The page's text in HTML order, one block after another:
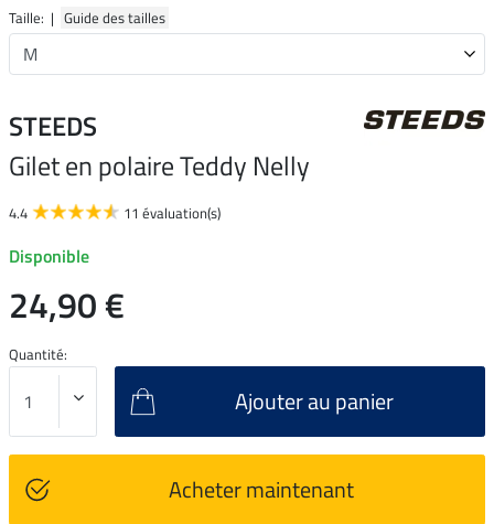
Taille: | Guide des tailles
STEEDS
Gilet en polaire Teddy Nelly
4.4 11 évaluation(s)
Disponible
24,90 €
Quantité:
Ajouter au panier
Acheter maintenant